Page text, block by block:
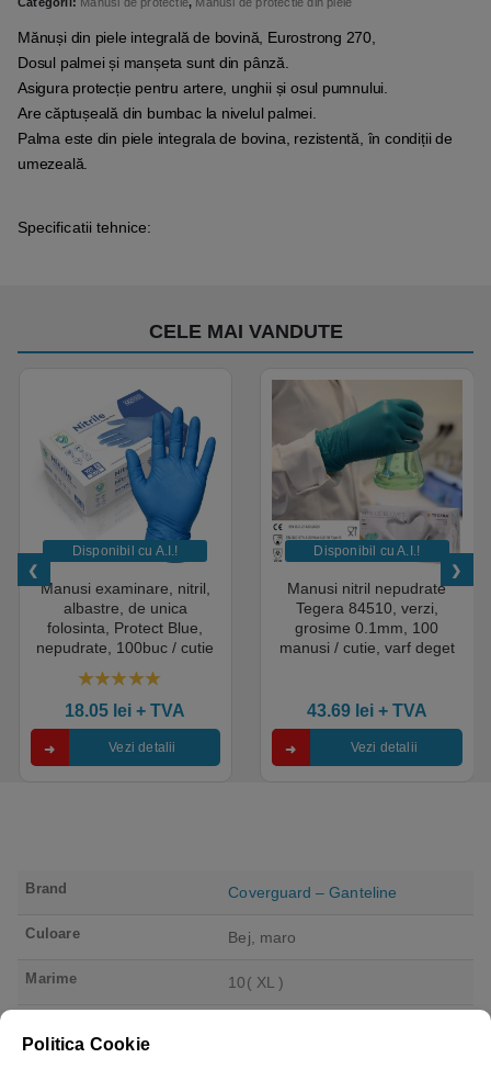
Mănuși din piele integrală de bovină, Eurostrong 270,
Dosul palmei și manșeta sunt din pânză.
Asigura protecție pentru artere, unghii și osul pumnului.
Are căptușeală din bumbac la nivelul palmei.
Palma este din piele integrala de bovina, rezistentă, în condiții de
umezeală.
Specificatii tehnice:
CELE MAI VANDUTE
Disponibil cu A.I.​!
Manusi examinare, nitril,
albastre, de unica
folosinta, Protect Blue,
nepudrate, 100buc / cutie
saloane si domeniul
industrial, calitate premium
18.05 lei + TVA
Vezi detalii
Disponibil cu A.I.​!
Manusi nitril nepudrate
Tegera 84510, verzi,
grosime 0.1mm, 100
manusi / cutie, varf deget
43.69 lei+ TVA
Vezi detalii
Brand Coverguard – Ganteline
Culoare Bej, maro
Marime 10( XL )
Politica Cookie